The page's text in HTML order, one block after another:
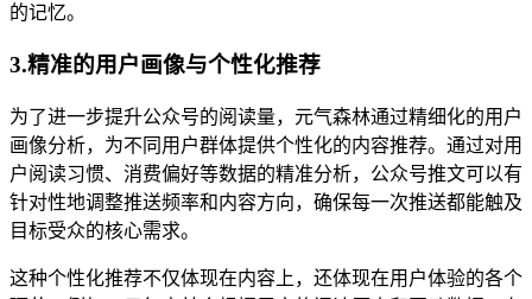
的记忆。
3.精准的用户画像与个性化推荐
为了进一步提升公众号的阅读量，元气森林通过精细化的用户
画像分析，为不同用户群体提供个性化的内容推荐。通过对用
户阅读习惯、消费偏好等数据的精准分析，公众号推文可以有
针对性地调整推送频率和内容方向，确保每一次推送都能触及
目标受众的核心需求。
这种个性化推荐不仅体现在内容上，还体现在用户体验的各个